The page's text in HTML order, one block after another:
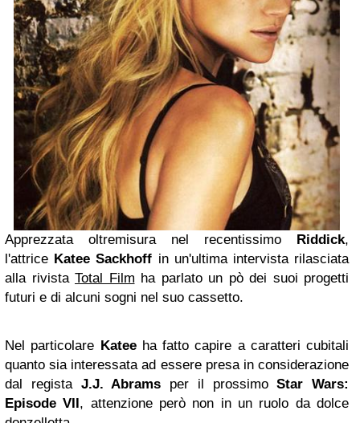
Apprezzata oltremisura nel recentissimo Riddick,
l'attrice Katee Sackhoff in un'ultima intervista rilasciata
alla rivista Total Film ha parlato un pò dei suoi progetti
futuri e di alcuni sogni nel suo cassetto.
Nel particolare Katee ha fatto capire a caratteri cubitali
quanto sia interessata ad essere presa in considerazione
dal regista J.J. Abrams per il prossimoStar Wars:
Episode VII , attenzione però non in un ruolo da dolce